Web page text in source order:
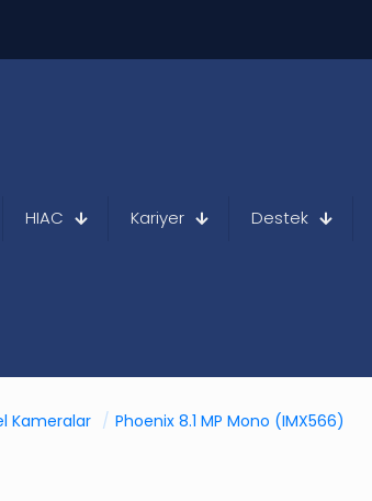
HIAC Kariyer Destek
Kameralar / Phoenix 8.1 MP Mono (IMX566)